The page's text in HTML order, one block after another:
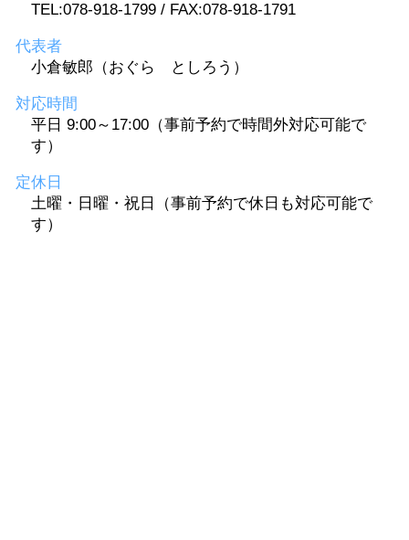
TEL:078-918-1799 / FAX:078-918-1791
代表者
小倉敏郎（おぐら としろう）
対応時間
平日 9:00～17:00（事前予約で時間外対応可能で
す）
定休日
土曜・日曜・祝日（事前予約で休日も対応可能で
す）